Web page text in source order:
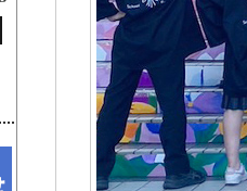
リジナル扇子